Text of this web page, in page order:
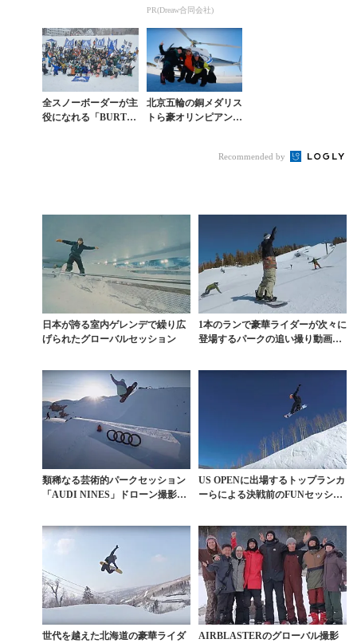
コ使ってます。
PR(Dreaw合同会社)
全スノーボーダーが主
役になれる「BURTO
北京五輪の銅メダリス
トら豪オリンピアンは
Recommended by
日本が誇る室内ゲレンデで繰り広
げられたグローバルセッション
1本のランで豪華ライダーが次々に
登場するパークの追い撮り動画が
類稀なる芸術的パークセッション
「AUDI NINES」ドローン撮影ハ
US OPENに出場するトップランカ
ーらによる決戦前のFUNセッショ
世代を越えた北海道の豪華ライダ
AIRBLASTERのグローバル撮影